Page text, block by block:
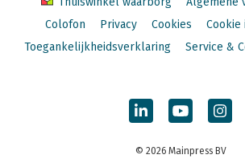
Colofon
Privacy Cookies
Toegankelijkheidsverklaring
Service &
© 2026 Mainpress BV